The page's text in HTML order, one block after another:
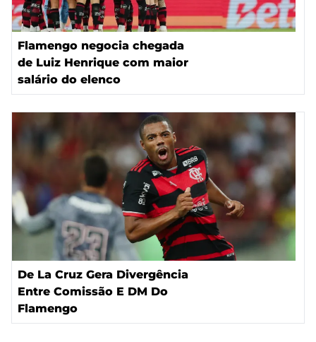
Flamengo negocia chegada
de Luiz Henrique com maior
salário do elenco
De La Cruz Gera Divergência
Entre Comissão E DM Do
Flamengo